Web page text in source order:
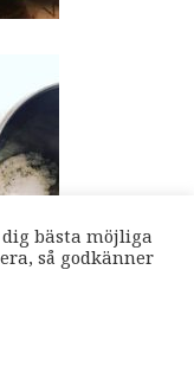
bästa möjliga
så godkänner